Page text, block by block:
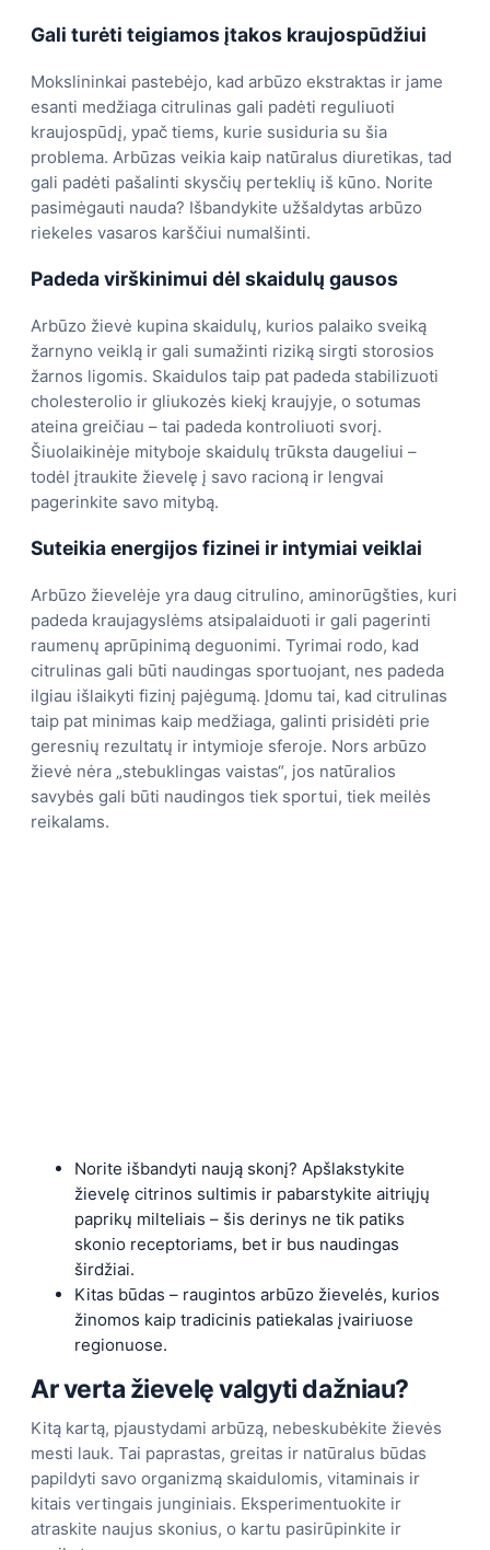
Gali turėti teigiamos įtakos kraujospūdžiui
Mokslininkai pastebėjo, kad arbūzo ekstraktas ir jame
esanti medžiaga citrulinas gali padėti reguliuoti
kraujospūdį, ypač tiems, kurie susiduria su šia
problema. Arbūzas veikia kaip natūralus diuretikas, tad
gali padėti pašalinti skysčių perteklių iš kūno. Norite
pasimėgauti nauda? Išbandykite užšaldytas arbūzo
riekeles vasaros karščiui numalšinti.
Padeda virškinimui dėl skaidulų gausos
Arbūzo žievė kupina skaidulų, kurios palaiko sveiką
žarnyno veiklą ir gali sumažinti riziką sirgti storosios
žarnos ligomis. Skaidulos taip pat padeda stabilizuoti
cholesterolio ir gliukozės kiekį kraujyje, o sotumas
ateina greičiau – tai padeda kontroliuoti svorį.
Šiuolaikinėje mityboje skaidulų trūksta daugeliui –
todėl įtraukite žievelę į savo racioną ir lengvai
pagerinkite savo mitybą.
Suteikia energijos fizinei ir intymiai veiklai
Arbūzo žievelėje yra daug citrulino, aminorūgšties, kuri
padeda kraujagyslėms atsipalaiduoti ir gali pagerinti
raumenų aprūpinimą deguonimi. Tyrimai rodo, kad
citrulinas gali būti naudingas sportuojant, nes padeda
ilgiau išlaikyti fizinį pajėgumą. Įdomu tai, kad citrulinas
taip pat minimas kaip medžiaga, galinti prisidėti prie
geresnių rezultatų ir intymioje sferoje. Nors arbūzo
žievė nėra „stebuklingas vaistas“, jos natūralios
savybės gali būti naudingos tiek sportui, tiek meilės
reikalams.
Norite išbandyti naują skonį? Apšlakstykite
žievelę citrinos sultimis ir pabarstykite aitriųjų
paprikų milteliais – šis derinys ne tik patiks
skonio receptoriams, bet ir bus naudingas
širdžiai.
Kitas būdas – raugintos arbūzo žievelės, kurios
žinomos kaip tradicinis patiekalas įvairiuose
regionuose.
Ar verta žievelę valgyti dažniau?
Kitą kartą, pjaustydami arbūzą, nebeskubėkite žievės
mesti lauk. Tai paprastas, greitas ir natūralus būdas
papildyti savo organizmą skaidulomis, vitaminais ir
kitais vertingais junginiais. Eksperimentuokite ir
atraskite naujus skonius, o kartu pasirūpinkite ir